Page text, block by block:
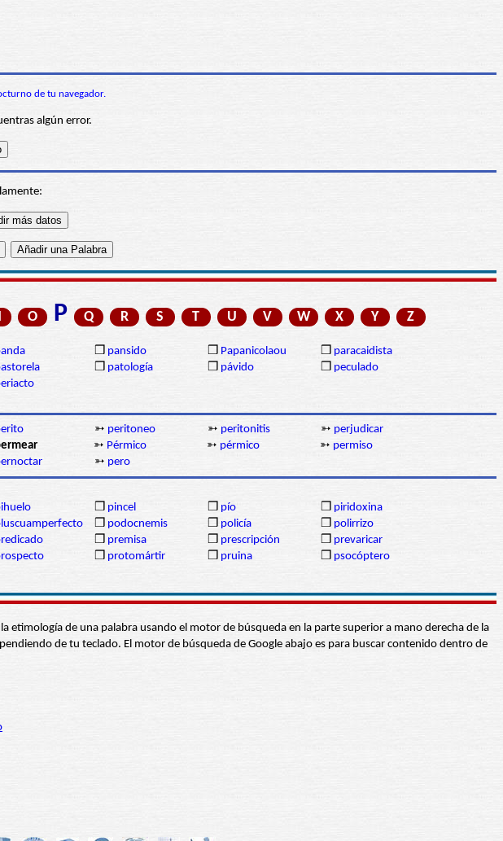
de tu navegador.
algún error.
O P Q R S T U V W X Y Z
❒ pansido ❒ Papanicolaou ❒ paracaidista
❒ patología ❒ pávido ❒ peculado
➳ peritoneo ➳ peritonitis ➳ perjudicar
➳ Pérmico ➳ pérmico ➳ permiso
➳ pero
❒ pincel ❒ pío ❒ piridoxina
❒ podocnemis ❒ policía ❒ polirrizo
❒ premisa ❒ prescripción ❒ prevaricar
❒ protomártir ❒ pruina ❒ psocóptero
etimología de una palabra usando el motor de búsqueda en la parte superior a mano derecha de la
de tu teclado. El motor de búsqueda de Google abajo es para buscar contenido dentro de